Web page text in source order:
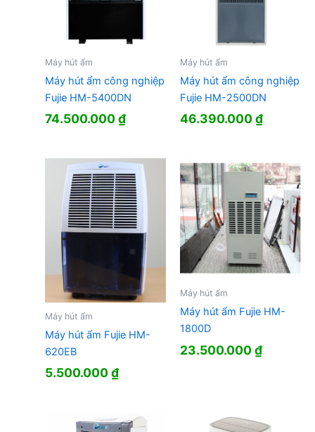
Máy hút ẩm
Máy hút ẩm công nghiệp
Fujie HM-5400DN
74.500.000₫
Máy hút ẩm
Máy hút ẩm công nghiệp
Fujie HM-2500DN
46.390.000₫
Máy hút ẩm
Máy hút ẩm Fujie HM-
620EB
5.500.000₫
Máy hút ẩm
Máy hút ẩm Fujie HM-
1800D
23.500.000₫